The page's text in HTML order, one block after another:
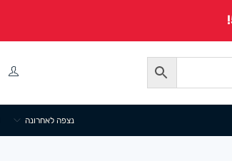
נצפה לאחרונה